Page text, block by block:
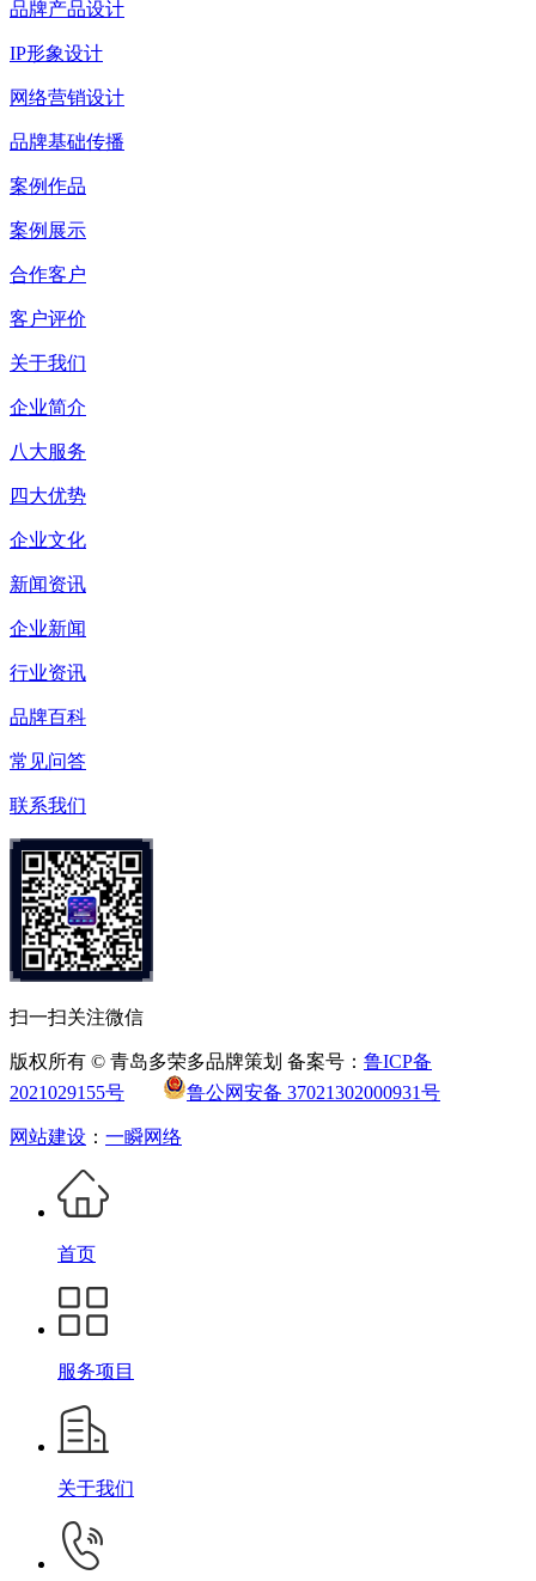
品牌产品设计
IP形象设计
网络营销设计
品牌基础传播
案例作品
案例展示
合作客户
客户评价
关于我们
企业简介
八大服务
四大优势
企业文化
新闻资讯
企业新闻
行业资讯
品牌百科
常见问答
联系我们
扫一扫关注微信
版权所有 © 青岛多荣多品牌策划 备案号： 鲁ICP备
2021029155号
鲁公网安备 37021302000931号
网站建设 ： 一瞬网络
首页
服务项目
关于我们